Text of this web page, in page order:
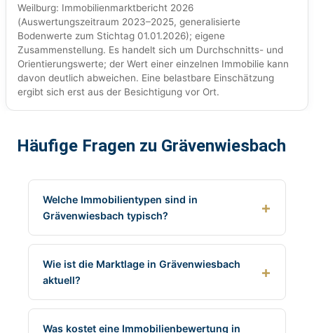
Weilburg: Immobilienmarktbericht 2026
(Auswertungszeitraum 2023–2025, generalisierte
Bodenwerte zum Stichtag 01.01.2026); eigene
Zusammenstellung. Es handelt sich um Durchschnitts- und
Orientierungswerte; der Wert einer einzelnen Immobilie kann
davon deutlich abweichen. Eine belastbare Einschätzung
ergibt sich erst aus der Besichtigung vor Ort.
Häufige Fragen zu Grävenwiesbach
Welche Immobilientypen sind in
Grävenwiesbach typisch?
Wie ist die Marktlage in Grävenwiesbach
aktuell?
Was kostet eine Immobilienbewertung in